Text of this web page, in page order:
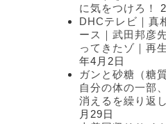
に気をつけろ！
DHCテレビ｜真
ース｜武田邦彦
ってきたゾ｜再
年4月2日
ガンと砂糖（糖
自分の体の一部
消えるを繰り返
月29日